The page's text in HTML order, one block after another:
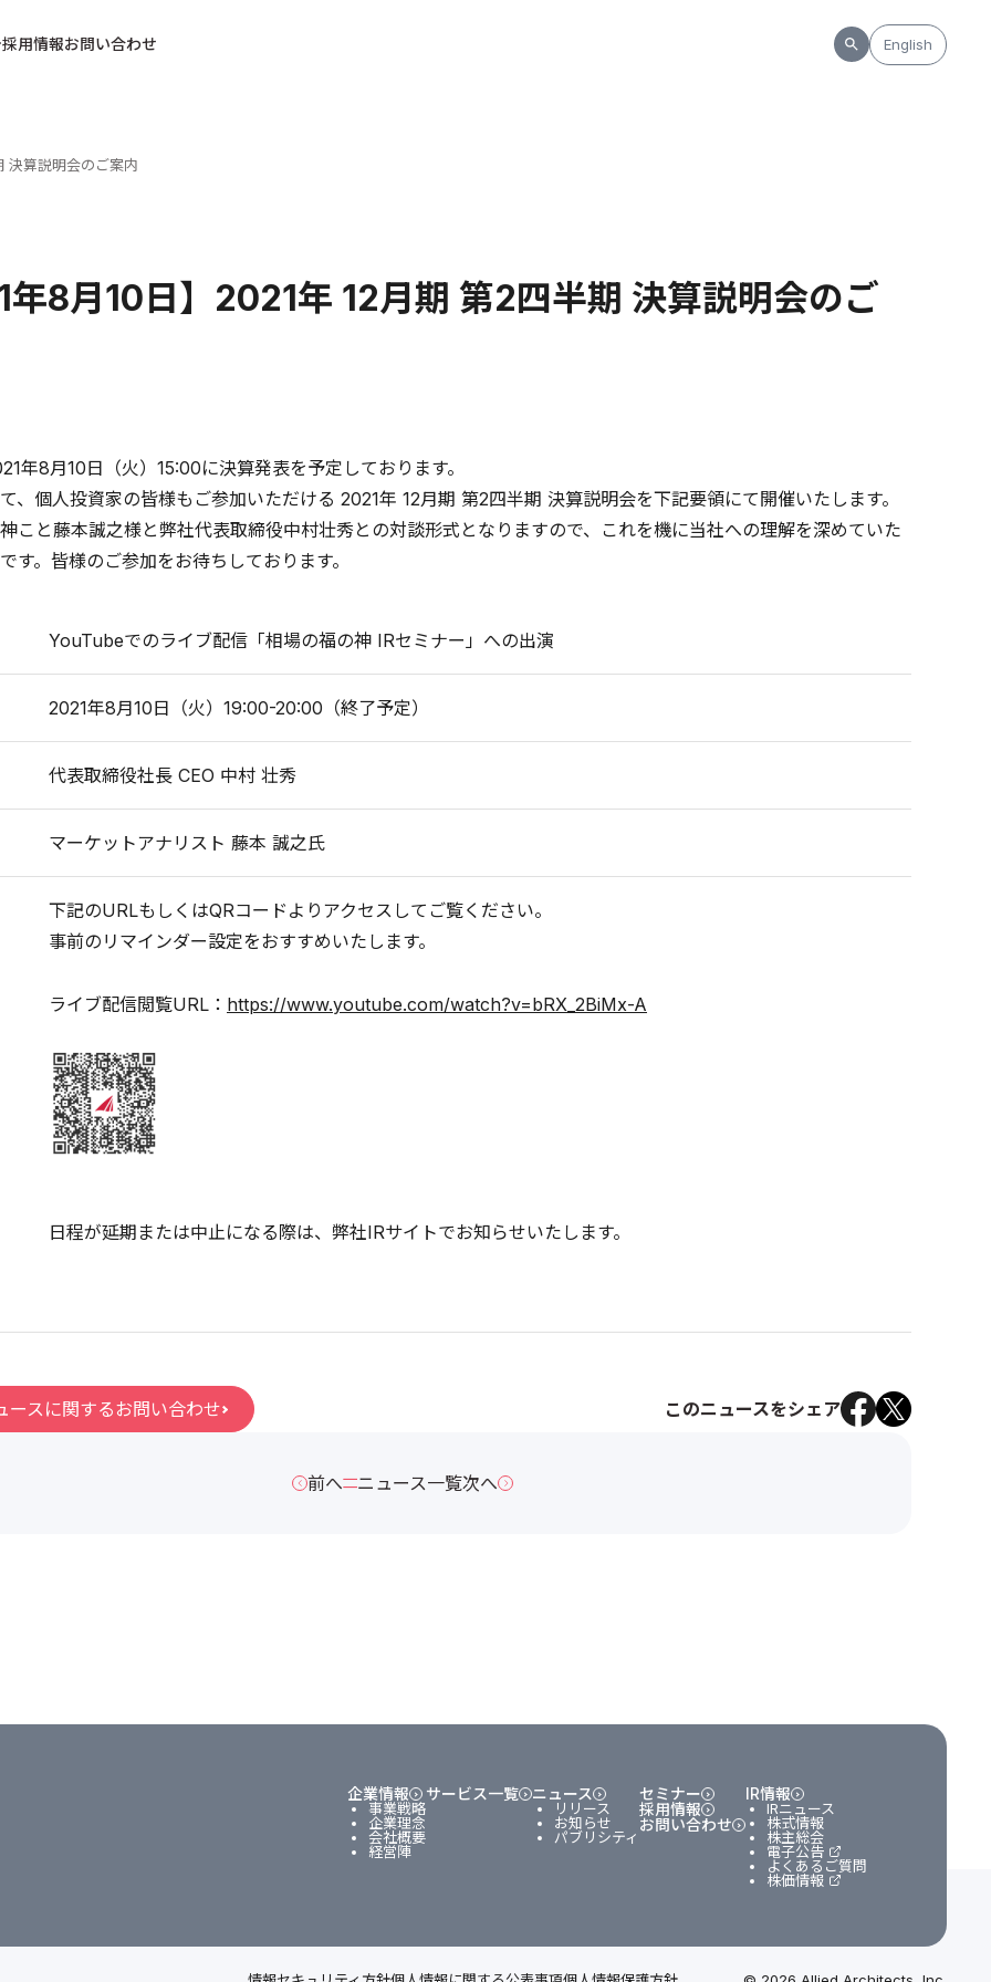
採用情報お問い合わせ English
決算説明会のご案内
8月10日】2021年 12月期 第2四半期 決算説明会のご
8月10日（火）15:00に決算発表を予定しております。
、個人投資家の皆様もご参加いただける 2021年 12月期 第2四半期 決算説明会を下記要領にて開催いたします。
と藤本誠之様と弊社代表取締役中村壮秀との対談形式となりますので、これを機に当社への理解を深めていた
す。皆様のご参加をお待ちしております。
YouTubeでのライブ配信「相場の福の神 IRセミナー」への出演
2021年8月10日（火）19:00-20:00（終了予定）
代表取締役社長 CEO 中村 壮秀
マーケットアナリスト 藤本 誠之氏
下記のURLもしくはQRコードよりアクセスしてご覧ください。
事前のリマインダー設定をおすすめいたします。
ライブ配信閲覧URL： https://www.youtube.com/watch?v=bRX_2BiMx-A
日程が延期または中止になる際は、弊社IRサイトでお知らせいたします。
ースに関するお問い合わせ このニュースをシェア
前へ ニュース一覧次へ
企業情報
事業戦略
企業理念
会社概要
経営陣
サービス一覧 ニュース
リリース
お知らせ
パブリシティ
セミナー
採用情報
お問い合わせ
IR情報
IRニュース
株式情報
株主総会
電子公告
よくあるご質問
株価情報